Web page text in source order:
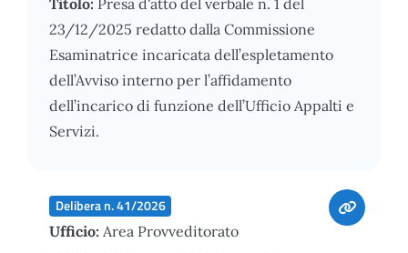
23/12/2025 redatto dalla Commissione
Esaminatrice incaricata dell’espletamento
dell’Avviso interno per l’affidamento
dell’incarico di funzione dell’Ufficio Appalti e
Servizi.
Delibera n. 41/2026
Ufficio: Area Provveditorato